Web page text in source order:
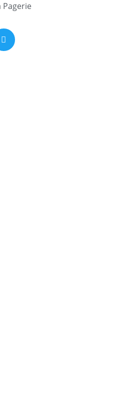
Pagerie